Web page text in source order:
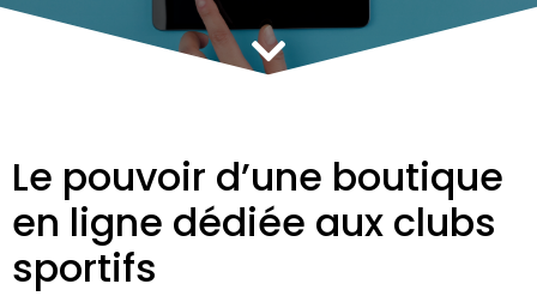
Le pouvoir d’une boutique
en ligne dédiée aux clubs
sportifs